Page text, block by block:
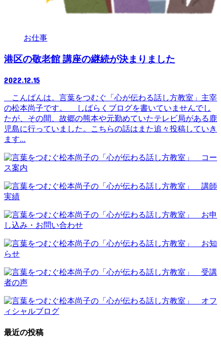
お仕事
港区の敬老館 講座の継続が決まりました
2022.12.15
こんばんは。言葉をつむぐ「心が伝わる話し方教室」主宰
の松本尚子です。 しばらくブログを書いていませんでし
たが、その間、故郷の熊本や元勤めていたテレビ局がある鹿
児島に行っていました。こちらの話はまた追々投稿していき
ます...
最近の投稿